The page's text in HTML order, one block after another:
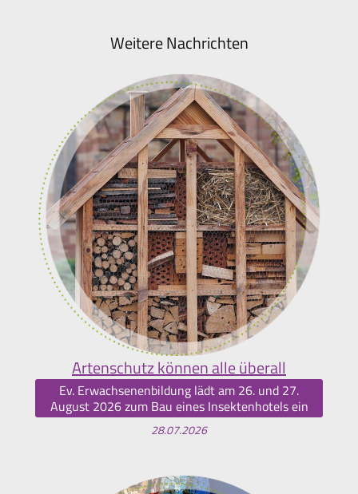
Weitere Nachrichten
Artenschutz können alle überall
Ev. Erwachsenenbildung lädt am 26. und 27.
August 2026 zum Bau eines Insektenhotels ein
28.07.2026